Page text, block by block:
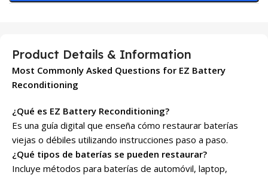
Product Details & Information
Most Commonly Asked Questions for EZ Battery
Reconditioning
¿Qué es EZ Battery Reconditioning?
Es una guía digital que enseña cómo restaurar baterías
viejas o débiles utilizando instrucciones paso a paso.
¿Qué tipos de baterías se pueden restaurar?
Incluye métodos para baterías de automóvil, laptop,